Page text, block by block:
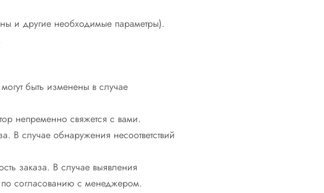
и другие необходимые параметры).
быть изменены в случае
непременно свяжется с вами.
В случае обнаружения несоответствий
заказа. В случае выявления
по согласованию с менеджером.